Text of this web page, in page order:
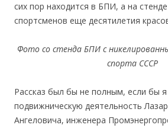
сих пор находится в БПИ, а на
спортсменов еще десятилетия
Фото со стенда БПИ с
спорта СССР
Рассказ был бы не полным, если бы
подвижническую деятельность
Ангеловича, инженера